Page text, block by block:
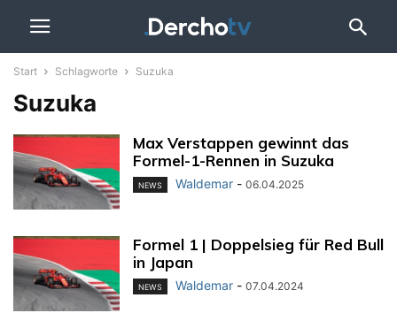
Start Schlagworte Suzuka
Suzuka
Max Verstappen gewinnt das
Formel-1-Rennen in Suzuka
NEWS Waldemar - 06.04.2025
Formel 1 | Doppelsieg für Red Bull
in Japan
NEWS Waldemar - 07.04.2024